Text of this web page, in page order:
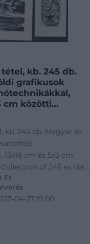
kb. 245 db.
grafikusok
cm közötti
techniques
kb. 245 db. Magyar és
cm és 5x3 cm
of 245 ex libris
and international.
Ft
04-27 19:00